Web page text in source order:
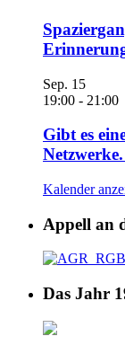
Sep. 15
19:00 - 21:00
Gibt es
Kalender
Appell an
Das Jahr